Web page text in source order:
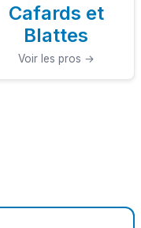
Cafards et
Blattes
Voir les pros →